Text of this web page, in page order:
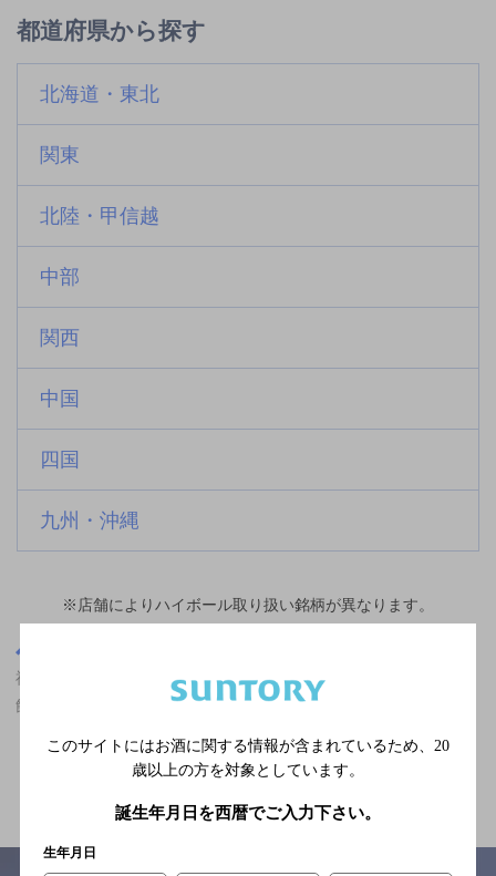
都道府県から探す
北海道・東北
関東
北陸・甲信越
中部
関西
中国
四国
九州・沖縄
※店舗によりハイボール取り扱い銘柄が異なります。
神楽坂駅(東京都)周辺500m,ザ・プレミアム・モルツ香るエールが
飲める,合コンにおすすめ,3,000円以上～5,000円未満の神泡達人店
関連ページ
このサイトにはお酒に関する情報が含まれているため、 20
歳以上の方を対象としています。
誕生年月日を西暦でご入力下さい。
生年月日